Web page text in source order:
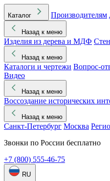
Каталог Производителям
Назад к меню
Изделия из дерева и МДФ
Назад к меню
Каталоги и чертежи Вопрос-
Видео
Назад к меню
Воссоздание исторических
Назад к меню
Санкт-Петербург Москва
Звонки по России бесплатно
+7 (800) 555-46-75
RU